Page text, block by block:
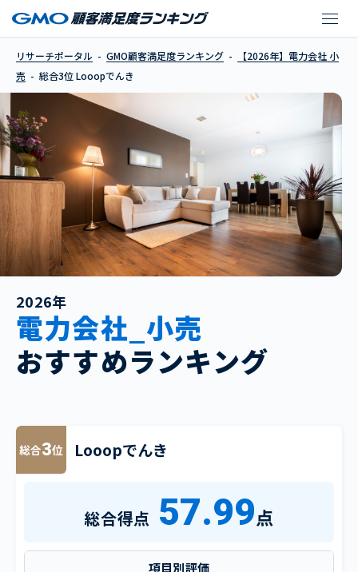
リサーチポータル GMO顧客満足度ランキング
【2026年】電力会社 小
売
総合3位 Looopでんき
2026年
電力会社_小売
おすすめランキング
総合3位 Looopでんき
総合得点 57.99点
項目別評価